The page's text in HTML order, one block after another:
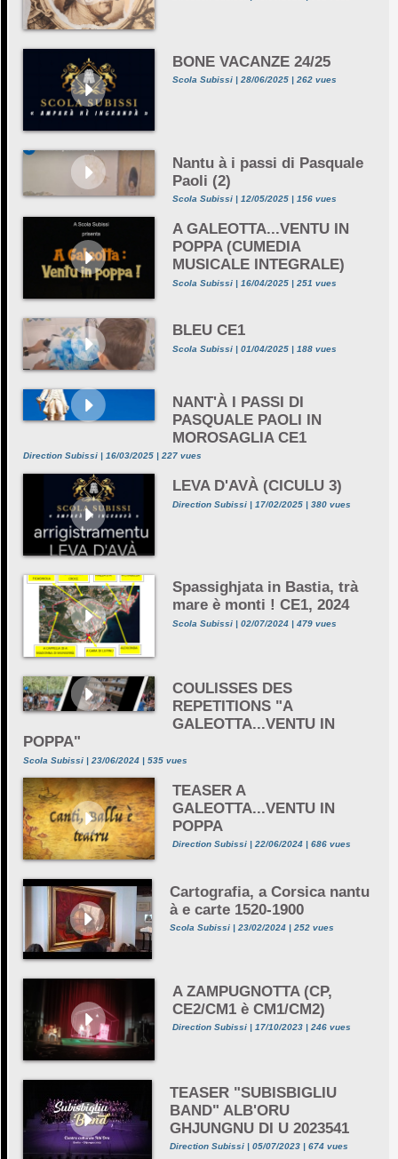
BONE VACANZE 24/25
Scola Subissi | 28/06/2025 | 262 vues
Nantu à i passi di Pasquale
Paoli (2)
Scola Subissi | 12/05/2025 | 156 vues
A GALEOTTA...VENTU IN
POPPA (CUMEDIA
MUSICALE INTEGRALE)
Scola Subissi | 16/04/2025 | 251 vues
BLEU CE1
Scola Subissi | 01/04/2025 | 188 vues
NANT'À I PASSI DI
PASQUALE PAOLI IN
MOROSAGLIA CE1
Direction Subissi | 16/03/2025 | 227 vues
LEVA D'AVÀ (CICULU 3)
Direction Subissi | 17/02/2025 | 380 vues
Spassighjata in Bastia, trà
mare è monti ! CE1, 2024
Scola Subissi | 02/07/2024 | 479 vues
COULISSES DES
REPETITIONS "A
GALEOTTA...VENTU IN
POPPA"
Scola Subissi | 23/06/2024 | 535 vues
TEASER A
GALEOTTA...VENTU IN
POPPA
Direction Subissi | 22/06/2024 | 686 vues
Cartografia, a Corsica nantu
à e carte 1520-1900
Scola Subissi | 23/02/2024 | 252 vues
A ZAMPUGNOTTA (CP,
CE2/CM1 è CM1/CM2)
Direction Subissi | 17/10/2023 | 246 vues
TEASER "SUBISBIGLIU
BAND" ALB'ORU
GHJUNGNU DI U 2023541
Direction Subissi | 05/07/2023 | 674 vues